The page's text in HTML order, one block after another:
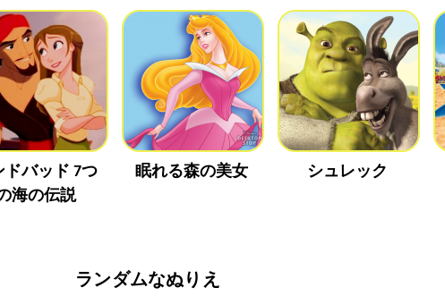
ドバッド 7つ
海の伝説
眠れる森の美女 シュレック
ランダムなぬりえ